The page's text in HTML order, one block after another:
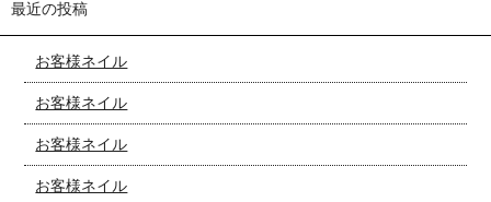
最近の投稿
お客様ネイル
お客様ネイル
お客様ネイル
お客様ネイル